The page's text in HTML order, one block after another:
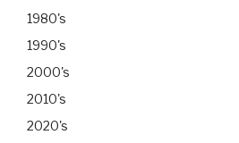
1980's
1990's
2000's
2010's
2020's